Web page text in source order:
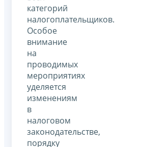
категорий
налогоплательщиков.
Особое
внимание
на
проводимых
мероприятиях
уделяется
изменениям
в
налоговом
законодательстве,
порядку